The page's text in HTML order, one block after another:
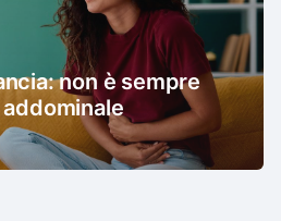
non è sempre
addominale